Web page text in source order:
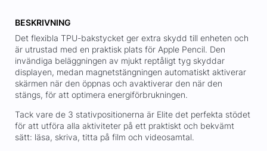
BESKRIVNING
Det flexibla TPU-bakstycket ger extra skydd till enheten och
är utrustad med en praktisk plats för Apple Pencil. Den
invändiga beläggningen av mjukt reptåligt tyg skyddar
displayen, medan magnetstängningen automatiskt aktiverar
skärmen när den öppnas och avaktiverar den när den
stängs, för att optimera energiförbrukningen.
Tack vare de 3 stativpositionerna är Elite det perfekta stödet
för att utföra alla aktiviteter på ett praktiskt och bekvämt
sätt: läsa, skriva, titta på film och videosamtal.